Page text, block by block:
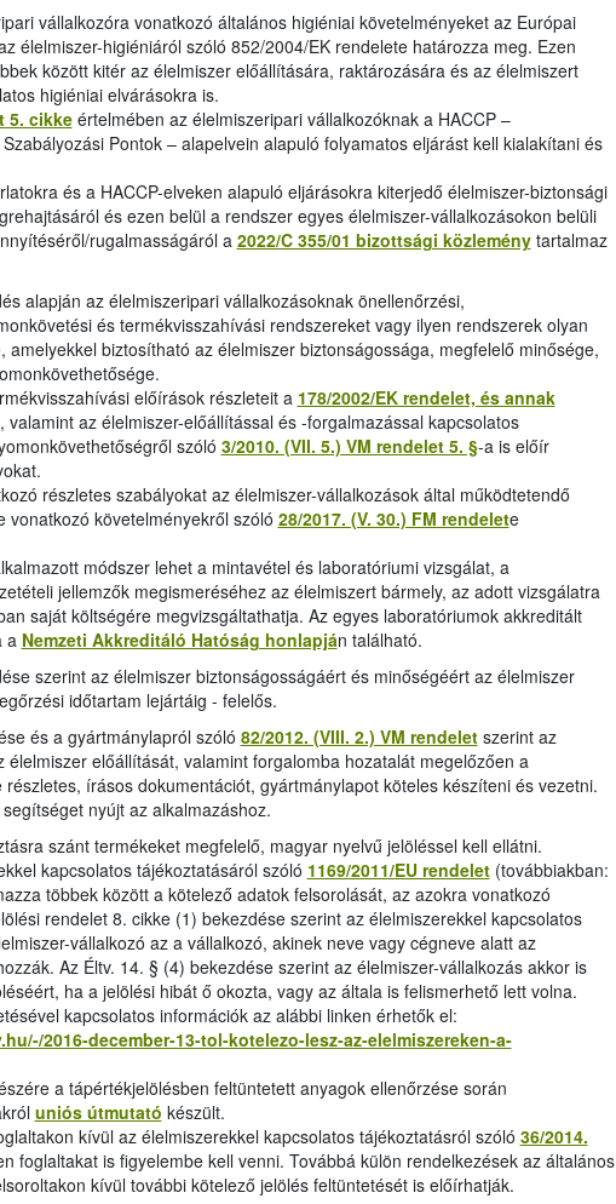
vállalkozóra vonatkozó általános higiéniai követelményeket az Európai
élelmiszer-higiéniáról szóló 852/2004/EK rendelete határozza meg. Ezen
között kitér az élelmiszer előállítására, raktározására és az élelmiszert
higiéniai elvárásokra is.
5. cikkeértelmében az élelmiszeripari vállalkozóknak a HACCP –
Pontok – alapelvein alapuló folyamatos eljárást kell kialakítani és
és a HACCP-elveken alapuló eljárásokra kiterjedő élelmiszer-biztonsági
és ezen belül a rendszer egyes élelmiszer-vállalkozásokon belüli
rugalmasságáról a 2022/C 355/01 bizottsági közleménytartalmaz
alapján az élelmiszeripari vállalkozásoknak önellenőrzési,
és termékvisszahívási rendszereket vagy ilyen rendszerek olyan
amelyekkel biztosítható az élelmiszer biztonságossága, megfelelő minősége,
előírások részleteit a 178/2002/EK rendelet, és annak
az élelmiszer-előállítással és -forgalmazással kapcsolatos
szóló 3/2010. (VII. 5.) VM rendelet 5. §-a is előír
részletes szabályokat az élelmiszer-vállalkozások által működtetendő
vonatkozó követelményekről szóló 28/2017. (V. 30.) FM rendelete
módszer lehet a mintavétel és laboratóriumi vizsgálat, a
jellemzők megismeréséhez az élelmiszert bármely, az adott vizsgálatra
saját költségére megvizsgáltathatja. Az egyes laboratóriumok akkreditált
a Nemzeti Akkreditáló Hatóság honlapján található.
szerint az élelmiszer biztonságosságáért és minőségéért az élelmiszer
időtartam lejártáig - felelős.
és a gyártmánylapról szóló 82/2012. (VIII. 2.) VM rendeletszerint az
élelmiszer előállítását, valamint forgalomba hozatalát megelőzően a
írásos dokumentációt, gyártmánylapot köteles készíteni és vezetni.
nyújt az alkalmazáshoz.
szánt termékeket megfelelő, magyar nyelvű jelöléssel kell ellátni.
kapcsolatos tájékoztatásáról szóló 1169/2011/EU rendelet(továbbiakban:
többek között a kötelező adatok felsorolását, az azokra vonatkozó
rendelet 8. cikke (1) bekezdése szerint az élelmiszerekkel kapcsolatos
vállalkozó az a vállalkozó, akinek neve vagy cégneve alatt az
Az Éltv. 14. § (4) bekezdése szerint az élelmiszer-vállalkozás akkor is
ha a jelölési hibát ő okozta, vagy az általa is felismerhető lett volna.
kapcsolatos információk az alábbi linken érhetők el:
2016-december-13-tol-kotelezo-lesz-az-elelmiszereken-a-
a tápértékjelölésben feltüntetett anyagok ellenőrzése során
uniós útmutató készült.
kívül az élelmiszerekkel kapcsolatos tájékoztatásról szóló 36/2014.
foglaltakat is figyelembe kell venni. Továbbá külön rendelkezések az általános
kívül további kötelező jelölés feltüntetését is előírhatják.